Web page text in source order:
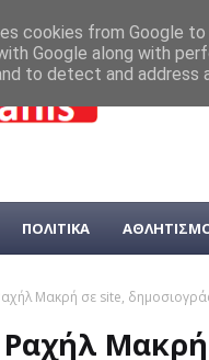
ΠΟΛΙΤΙΚΑ
Μακρή σε site,
cookies from Google
Google along with
to detect and address